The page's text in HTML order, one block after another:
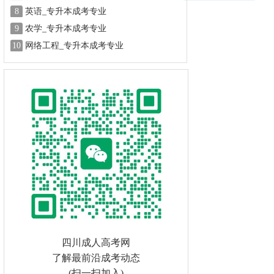
8
英语_专升本成考专业
9
农学_专升本成考专业
10 网络工程_专升本成考专业
四川成人高考网
了解最前沿成考动态